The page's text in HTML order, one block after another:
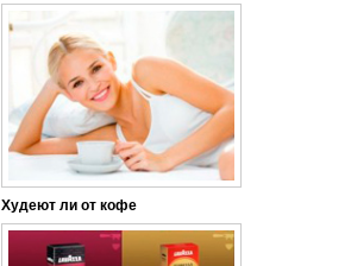
Худеют ли от кофе